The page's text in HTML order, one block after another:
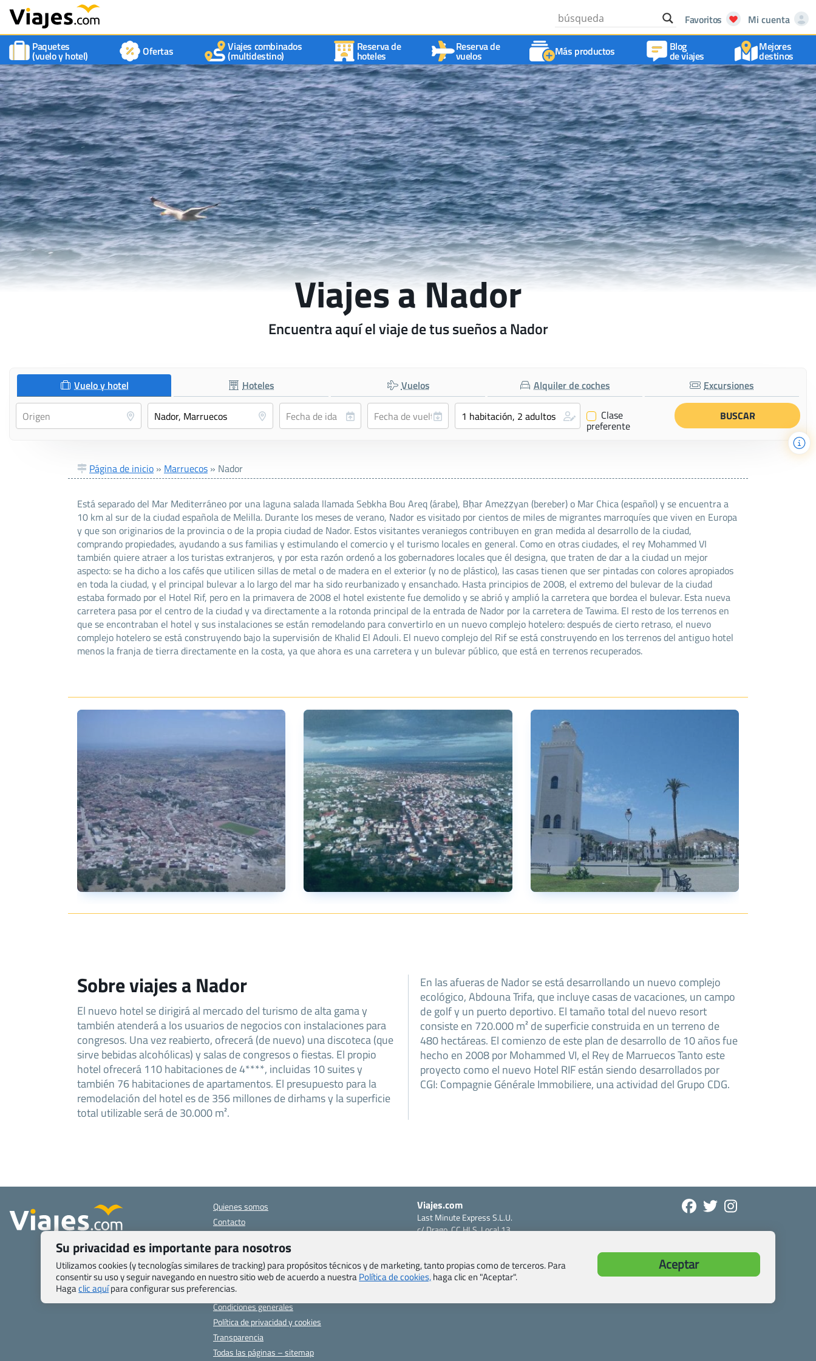
Favoritos
Mi cuenta
Paquetes
(vuelo y hotel) Ofertas Viajes combinados
(multidestino)
Reserva de
hoteles
Reserva de
vuelos Más productos Blog
de viajes
Mejores
destinos
Viajes a Nador
Encuentra aquí el viaje de tus sueños a Nador
Vuelo y hotel Hoteles Vuelos Alquiler de coches Excursiones
✔ Clase
preferente
Página de inicio » Marruecos » Nador
Está separado del Mar Mediterráneo por una laguna salada llamada Sebkha Bou Areq (árabe), Bḥar Ameẓẓyan (bereber) o Mar Chica (español) y se encuentra a
10 km al sur de la ciudad española de Melilla. Durante los meses de verano, Nador es visitado por cientos de miles de migrantes marroquíes que viven en Europa
y que son originarios de la provincia o de la propia ciudad de Nador. Estos visitantes veraniegos contribuyen en gran medida al desarrollo de la ciudad,
comprando propiedades, ayudando a sus familias y estimulando el comercio y el turismo locales en general. Como en otras ciudades, el rey Mohammed VI
también quiere atraer a los turistas extranjeros, y por esta razón ordenó a los gobernadores locales que él designa, que traten de dar a la ciudad un mejor
aspecto: se ha dicho a los cafés que utilicen sillas de metal o de madera en el exterior (y no de plástico), las casas tienen que ser pintadas con colores apropiados
en toda la ciudad, y el principal bulevar a lo largo del mar ha sido reurbanizado y ensanchado. Hasta principios de 2008, el extremo del bulevar de la ciudad
estaba formado por el Hotel Rif, pero en la primavera de 2008 el hotel existente fue demolido y se abrió y amplió la carretera que bordea el bulevar. Esta nueva
carretera pasa por el centro de la ciudad y va directamente a la rotonda principal de la entrada de Nador por la carretera de Tawima. El resto de los terrenos en
que se encontraban el hotel y sus instalaciones se están remodelando para convertirlo en un nuevo complejo hotelero: después de cierto retraso, el nuevo
complejo hotelero se está construyendo bajo la supervisión de Khalid El Adouli. El nuevo complejo del Rif se está construyendo en los terrenos del antiguo hotel
menos la franja de tierra directamente en la costa, ya que ahora es una carretera y un bulevar público, que está en terrenos recuperados.
Sobre viajes a Nador
El nuevo hotel se dirigirá al mercado del turismo de alta gama y
también atenderá a los usuarios de negocios con instalaciones para
congresos. Una vez reabierto, ofrecerá (de nuevo) una discoteca (que
sirve bebidas alcohólicas) y salas de congresos o fiestas. El propio
hotel ofrecerá 110 habitaciones de 4****, incluidas 10 suites y
también 76 habitaciones de apartamentos. El presupuesto para la
remodelación del hotel es de 356 millones de dirhams y la superficie
total utilizable será de 30.000 m².
En las afueras de Nador se está desarrollando un nuevo complejo
ecológico, Abdouna Trifa, que incluye casas de vacaciones, un campo
de golf y un puerto deportivo. El tamaño total del nuevo resort
consiste en 720.000 m² de superficie construida en un terreno de
480 hectáreas. El comienzo de este plan de desarrollo de 10 años fue
hecho en 2008 por Mohammed VI, el Rey de Marruecos Tanto este
proyecto como el nuevo Hotel RIF están siendo desarrollados por
CGI: Compagnie Générale Immobiliere, una actividad del Grupo CDG.
Quienes somos
Contacto
específicas
Blog de Viajes.com
Registro de agencias
Preguntas frecuentes
Condiciones generales
Política de privacidad y cookies
Transparencia
Todas las páginas – sitemap
Viajes.com
Last Minute Express S.L.U.
c/ Drago, CC HLS, Local 13
CIF: B76740091
Tfno: +34 922-97-17-27
Su privacidad es importante para nosotros
Utilizamos cookies (y tecnologías similares de tracking) para propósitos técnicos y de marketing, tanto propias como de terceros. Para
consentir su uso y seguir navegando en nuestro sitio web de acuerdo a nuestraPolítica de cookies,haga clic en "Aceptar".
Hagaclic aquípara configurar sus preferencias.
Aceptar